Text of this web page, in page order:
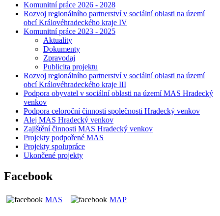
Komunitní práce 2026 - 2028
Rozvoj regionálního partnerství v sociální oblasti na území
obcí Královéhradeckého kraje IV
Komunitní práce 2023 - 2025
Aktuality
Dokumenty
Zpravodaj
Publicita projektu
Rozvoj regionálního partnerství v sociální oblasti na území
obcí Královéhradeckého kraje III
Podpora obyvatel v sociální oblasti na území MAS Hradecký
venkov
Podpora celoroční činnosti společnosti Hradecký venkov
Alej MAS Hradecký venkov
Zajištění činnosti MAS Hradecký venkov
Projekty podpořené MAS
Projekty spolupráce
Ukončené projekty
Facebook
MAS MAP